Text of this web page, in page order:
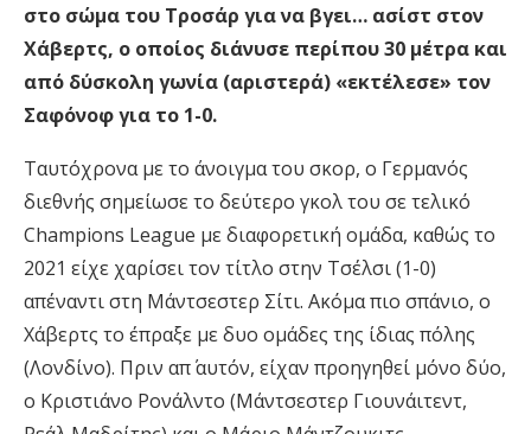
στο σώμα του Τροσάρ για να βγει… ασίστ στον
Χάβερτς, ο οποίος διάνυσε περίπου 30 μέτρα και
από δύσκολη γωνία (αριστερά) «εκτέλεσε» τον
Σαφόνοφ για το 1-0.
Ταυτόχρονα με το άνοιγμα του σκορ, ο Γερμανός
διεθνής σημείωσε το δεύτερο γκολ του σε τελικό
Champions League με διαφορετική ομάδα, καθώς το
2021 είχε χαρίσει τον τίτλο στην Τσέλσι (1-0)
απέναντι στη Μάντσεστερ Σίτι. Ακόμα πιο σπάνιο, ο
Χάβερτς το έπραξε με δυο ομάδες της ίδιας πόλης
(Λονδίνο). Πριν απ΄ αυτόν, είχαν προηγηθεί μόνο δύο,
ο Κριστιάνο Ρονάλντο (Μάντσεστερ Γιουνάιτεντ,